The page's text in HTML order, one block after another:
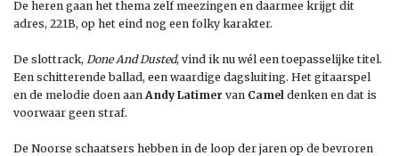
De heren gaan het thema zelf meezingen en daarmee krijgt dit
adres, 221B, op het eind nog een folky karakter.
De slottrack, Done And Dusted, vind ik nu wél een toepasselijke titel.
Een schitterende ballad, een waardige dagsluiting. Het gitaarspel
en de melodie doen aan Andy Latimer van Camel denken en dat is
voorwaar geen straf.
De Noorse schaatsers hebben in de loop der jaren op de bevroren